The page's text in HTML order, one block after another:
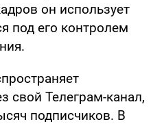
он использует
под его контролем
свой Телеграм-канал,
подписчиков. В